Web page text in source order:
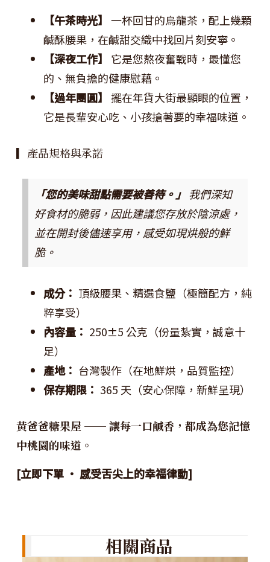
【午茶時光】 一杯回甘的烏龍茶，配上幾顆
鹹酥腰果，在鹹甜交織中找回片刻安寧。
【深夜工作】
它是您熬夜奮戰時，最懂您
的、無負擔的健康慰藉。
【過年團圓】
擺在年貨大街最顯眼的位置，
它是長輩安心吃、小孩搶著要的幸福味道。
▎產品規格與承諾
「您的美味甜點需要被善待。」 我們深知
好食材的脆弱，因此建議您存放於陰涼處，
並在開封後儘速享用，感受如現烘般的鮮
脆。
成分： 頂級腰果、精選食鹽（極簡配方，純
粹享受）
內容量： 250±5 公克（份量紮實，誠意十
足）
產地： 台灣製作（在地鮮烘，品質監控）
保存期限： 365 天（安心保障，新鮮呈現）
黃爸爸糖果屋 ── 讓每一口鹹香，都成為您記憶
中桃園的味道。
[立即下單 ‧ 感受舌尖上的幸福律動]
相關商品